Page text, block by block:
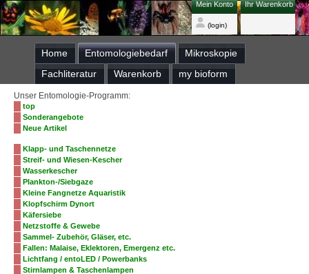
Ihr Warenkorb
Mein Konto
(login)
Home Entomologiebedarf
Mikroskopie
Fachliteratur
Warenkorb my bioform
Unser Entomologie-Programm:
top
Sonderangebote
Neue Artikel
Klapp- und Taschennetze
Streif- und Wiesen-Kescher
Wasserkescher
Plankton-/Siebgaze
Kleine Fangnetze Aquaristik
Klopfschirm Dynort
Käfersiebe
Netzstoffe & Gewebe
Sammel- Zubehör, Gläser, etc.
Fallen: Malaise, Eklektoren, Emergenz etc.
Lichtfang / entoLED / Powerbanks
Stirnlampen & Taschenlampen